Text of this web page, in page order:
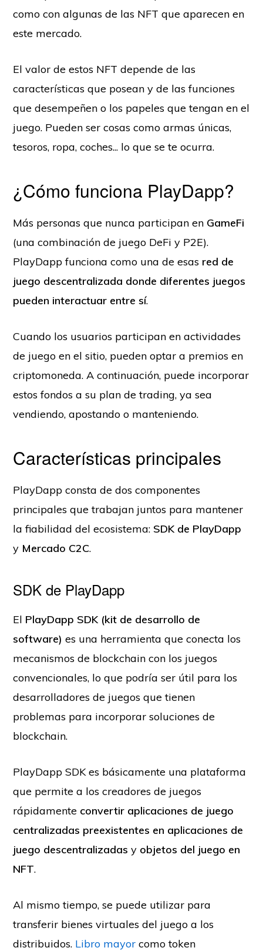
como con algunas de las NFT que aparecen en
este mercado.
El valor de estos NFT depende de las
características que posean y de las funciones
que desempeñen o los papeles que tengan en el
juego. Pueden ser cosas como armas únicas,
tesoros, ropa, coches... lo que se te ocurra.
¿Cómo funciona PlayDapp?
Más personas que nunca participan en GameFi
(una combinación de juego DeFi y P2E).
PlayDapp funciona como una de esas red de
juego descentralizada donde diferentes juegos
pueden interactuar entre sí.
Cuando los usuarios participan en actividades
de juego en el sitio, pueden optar a premios en
criptomoneda. A continuación, puede incorporar
estos fondos a su plan de trading, ya sea
vendiendo, apostando o manteniendo.
Características principales
PlayDapp consta de dos componentes
principales que trabajan juntos para mantener
la fiabilidad del ecosistema: SDK de PlayDapp
y Mercado C2C.
SDK de PlayDapp
El PlayDapp SDK (kit de desarrollo de
software) es una herramienta que conecta los
mecanismos de blockchain con los juegos
convencionales, lo que podría ser útil para los
desarrolladores de juegos que tienen
problemas para incorporar soluciones de
blockchain.
PlayDapp SDK es básicamente una plataforma
que permite a los creadores de juegos
rápidamente convertir aplicaciones de juego
centralizadas preexistentes en aplicaciones de
juego descentralizadasy objetos del juego en
NFT.
Al mismo tiempo, se puede utilizar para
transferir bienes virtuales del juego a los
distribuidos. Libro mayor como token